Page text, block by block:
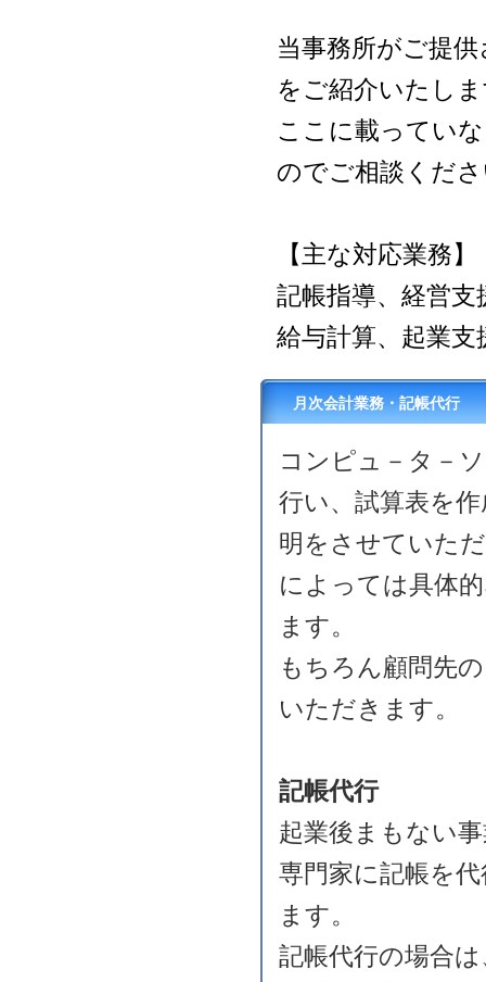
当事務所がご提
をご紹介いたし
ここに載ってい
のでご相談くだ
【主な対応業務】
記帳指導、経営支
給与計算、起業
月次会計業務・記帳代行
コンピュ－タ－
行い、試算表を
明をさせていた
によっては具体
ます。
もちろん顧問先
いただきます。
記帳代行
起業後まもない
専門家に記帳を
ます。
記帳代行の場合